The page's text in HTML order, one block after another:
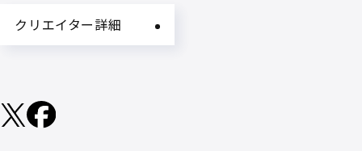
クリエイター詳細